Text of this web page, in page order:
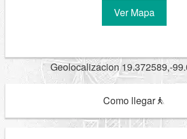
Ver Mapa
Geolocalizacion 19.372589,-
Como llegar